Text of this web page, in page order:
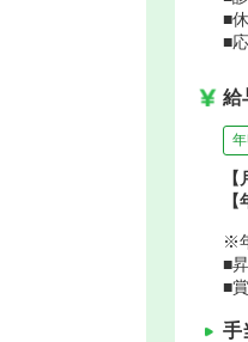
■
■
給
※
■
■
手